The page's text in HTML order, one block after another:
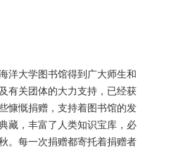
洋大学图书馆得到广大师生和
有关团体的大力支持，已经获
慷慨捐赠，支持着图书馆的发
藏，丰富了人类知识宝库，必
。每一次捐赠都寄托着捐赠者